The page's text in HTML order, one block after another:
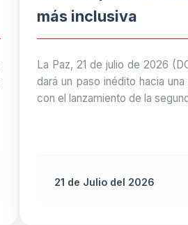
más inclusiva
La Paz, 21 de julio de 2026
dará un paso inédito hacia
con el lanzamiento de la
21 de Julio del 2026